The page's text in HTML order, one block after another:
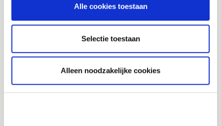
Alle cookies toestaan
Selectie toestaan
Alleen noodzakelijke cookies
Postbus 242
Regionaal crisisplan